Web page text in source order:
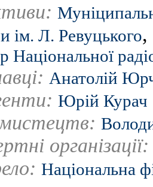
ім. Л. Ревуцького,
Національної
Анатолій
Юрій Курач
мистецтв:
Національна